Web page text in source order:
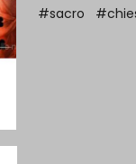
#sacro